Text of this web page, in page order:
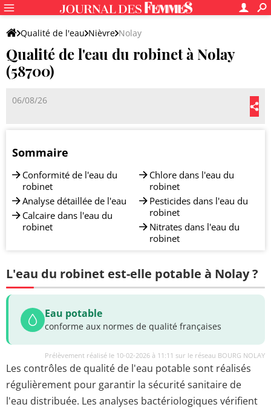
Qualité de l'eau Nièvre Nolay
Qualité de l'eau du robinet à Nolay
(58700)
06/08/26
Sommaire
Conformité de l'eau du
robinet
Analyse détaillée de l'eau
Calcaire dans l'eau du
robinet
Chlore dans l'eau du
robinet
Pesticides dans l'eau du
robinet
Nitrates dans l'eau du
robinet
L'eau du robinet est-elle potable à Nolay ?
Eau potable
conforme aux normes de qualité françaises
Prélèvement réalisé le 10-02-2026 à 11:11 sur le réseau BOURG NOLAY
Les contrôles de qualité de l'eau potable sont réalisés
régulièrement pour garantir la sécurité sanitaire de
l'eau distribuée. Les analyses bactériologiques vérifient